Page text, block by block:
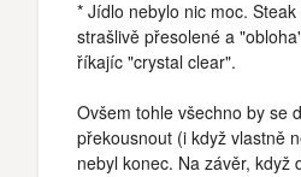
* Jídlo nebylo nic moc.
strašlivě přesolené a
říkajíc "crystal clear".
Ovšem tohle všechno by se
překousnout (i když vlastně
nebyl konec. Na závěr, když